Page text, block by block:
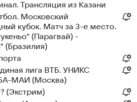
Трансляция из Казани
Московский
кубок. Матч за 3-е место.
(Парагвай) -
(Бразилия)
лига ВТБ. УНИКС
МАИ (Москва)
(Экстрим)